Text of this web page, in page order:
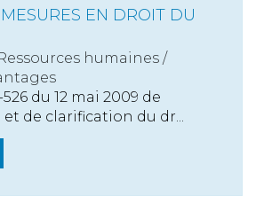
EN DROIT DU
humaines /
du 12 mai 2009 de
de clarification du dr...